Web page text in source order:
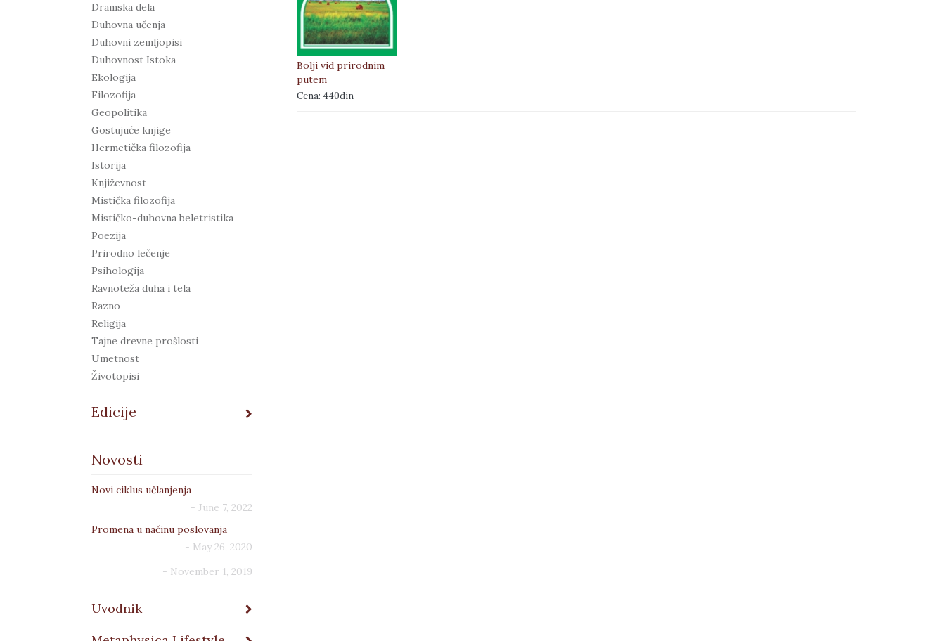
Dramska dela
Duhovna učenja
Duhovni zemljopisi
Duhovnost Istoka
Ekologija
Filozofija
Geopolitika
Gostujuće knjige
Hermetička filozofija
Istorija
Književnost
Mistička filozofija
Mističko-duhovna beletristika
Poezija
Prirodno lečenje
Psihologija
Ravnoteža duha i tela
Razno
Religija
Tajne drevne prošlosti
Umetnost
Životopisi
Edicije
Aeterna
Alim
Anima
EkoLogos
Elizijum
Novosti
Novi ciklus učlanjenja
- June 7, 2022
Promena u načinu poslovanja
- May 26, 2020
- November 1, 2019
Uvodnik
Bolji vid prirodnim
putem
Cena: 440din